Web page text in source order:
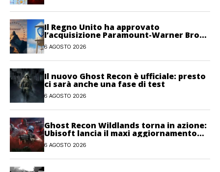
Il Regno Unito ha approvato
l’acquisizione Paramount-Warner Bros
Discovery
6 AGOSTO 2026
Il nuovo Ghost Recon è ufficiale: presto
ci sarà anche una fase di test
6 AGOSTO 2026
Ghost Recon Wildlands torna in azione:
Ubisoft lancia il maxi aggiornamento
gratuito Last Rites
6 AGOSTO 2026